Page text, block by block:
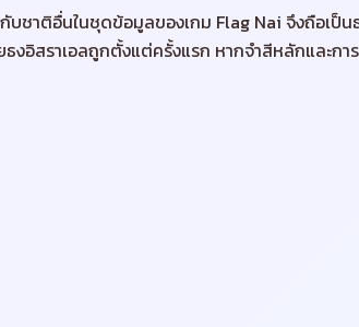
บชาติอื่นในชุดข้อมูลของเกม Flag Nai จึงถือเป็
งอิสราเอลถูกตั้งแต่ครั้งแรก หากจำสีหลักและกา